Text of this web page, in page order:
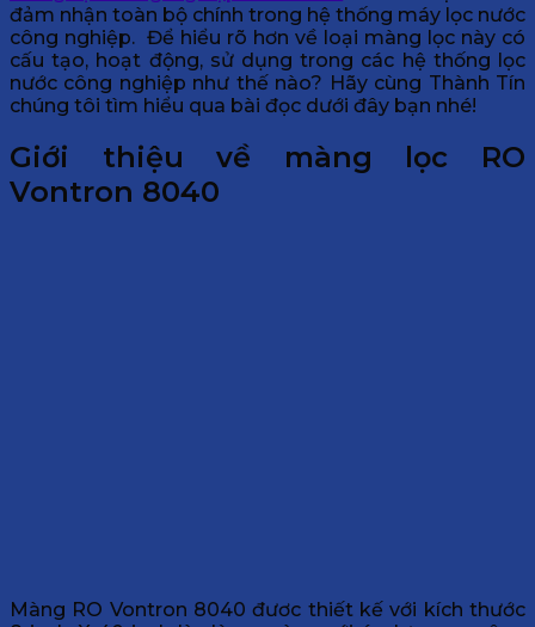
đảm nhận toàn bộ chính trong hệ thống máy lọc nước
công nghiệp. Để hiểu rõ hơn về loại màng lọc này có
cấu tạo, hoạt động, sử dụng trong các hệ thống lọc
nước công nghiệp như thế nào? Hãy cùng Thành Tín
chúng tôi tìm hiểu qua bài đọc dưới đây bạn nhé!
Giới thiệu về màng lọc RO
Vontron 8040
Màng RO Vontron 8040 đươc thiết kế với kích thước